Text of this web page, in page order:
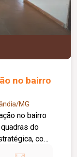
solar;
principal do
central.
de
no bairro
MG
no bairro
do
com